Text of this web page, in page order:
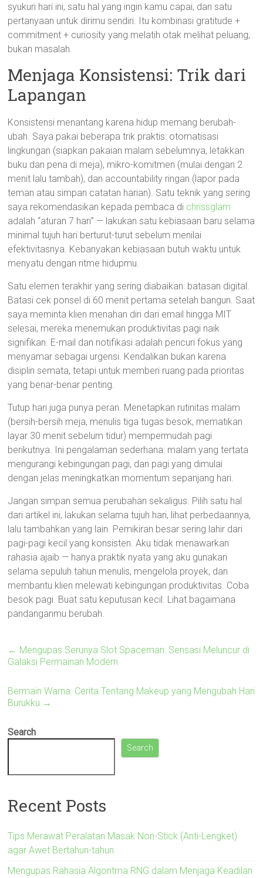
syukuri hari ini, satu hal yang ingin kamu capai, dan satu
pertanyaan untuk dirimu sendiri. Itu kombinasi gratitude +
commitment + curiosity yang melatih otak melihat peluang,
bukan masalah.
Menjaga Konsistensi: Trik dari
Lapangan
Konsistensi menantang karena hidup memang berubah-
ubah. Saya pakai beberapa trik praktis: otomatisasi
lingkungan (siapkan pakaian malam sebelumnya, letakkan
buku dan pena di meja), mikro-komitmen (mulai dengan 2
menit lalu tambah), dan accountability ringan (lapor pada
teman atau simpan catatan harian). Satu teknik yang sering
saya rekomendasikan kepada pembaca di chrissglam
adalah “aturan 7 hari” — lakukan satu kebiasaan baru selama
minimal tujuh hari berturut-turut sebelum menilai
efektivitasnya. Kebanyakan kebiasaan butuh waktu untuk
menyatu dengan ritme hidupmu.
Satu elemen terakhir yang sering diabaikan: batasan digital.
Batasi cek ponsel di 60 menit pertama setelah bangun. Saat
saya meminta klien menahan diri dari email hingga MIT
selesai, mereka menemukan produktivitas pagi naik
signifikan. E-mail dan notifikasi adalah pencuri fokus yang
menyamar sebagai urgensi. Kendalikan bukan karena
disiplin semata, tetapi untuk memberi ruang pada prioritas
yang benar-benar penting.
Tutup hari juga punya peran. Menetapkan rutinitas malam
(bersih-bersih meja, menulis tiga tugas besok, mematikan
layar 30 menit sebelum tidur) mempermudah pagi
berikutnya. Ini pengalaman sederhana: malam yang tertata
mengurangi kebingungan pagi, dan pagi yang dimulai
dengan jelas meningkatkan momentum sepanjang hari.
Jangan simpan semua perubahan sekaligus. Pilih satu hal
dari artikel ini, lakukan selama tujuh hari, lihat perbedaannya,
lalu tambahkan yang lain. Pemikiran besar sering lahir dari
pagi-pagi kecil yang konsisten. Aku tidak menawarkan
rahasia ajaib — hanya praktik nyata yang aku gunakan
selama sepuluh tahun menulis, mengelola proyek, dan
membantu klien melewati kebingungan produktivitas. Coba
besok pagi. Buat satu keputusan kecil. Lihat bagaimana
pandanganmu berubah.
← Mengupas Serunya Slot Spaceman: Sensasi Meluncur di
Galaksi Permainan Modern
Bermain Warna: Cerita Tentang Makeup yang Mengubah Hari
Burukku →
Search
Search
Recent Posts
Tips Merawat Peralatan Masak Non-Stick (Anti-Lengket)
agar Awet Bertahun-tahun
Mengupas Rahasia Algoritma RNG dalam Menjaga Keadilan